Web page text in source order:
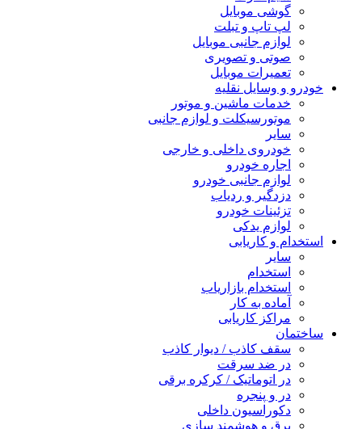
گوشی موبایل
لپ تاپ و تبلت
لوازم جانبی موبایل
صوتی و تصویری
تعمیرات موبایل
خودرو و وسایل نقلیه
خدمات ماشین و موتور
موتورسیکلت و لوازم جانبی
سایر
خودروی داخلی و خارجی
اجاره خودرو
لوازم جانبی خودرو
دزدگیر و ردیاب
تزئینات خودرو
لوازم یدکی
استخدام و کاریابی
سایر
استخدام
استخدام بازاریاب
آماده به کار
مراکز کاریابی
ساختمان
سقف کاذب / دیوار کاذب
در ضد سرقت
در اتوماتیک / کرکره برقی
در و پنجره
دکوراسیون داخلی
برق و هوشمند سازی